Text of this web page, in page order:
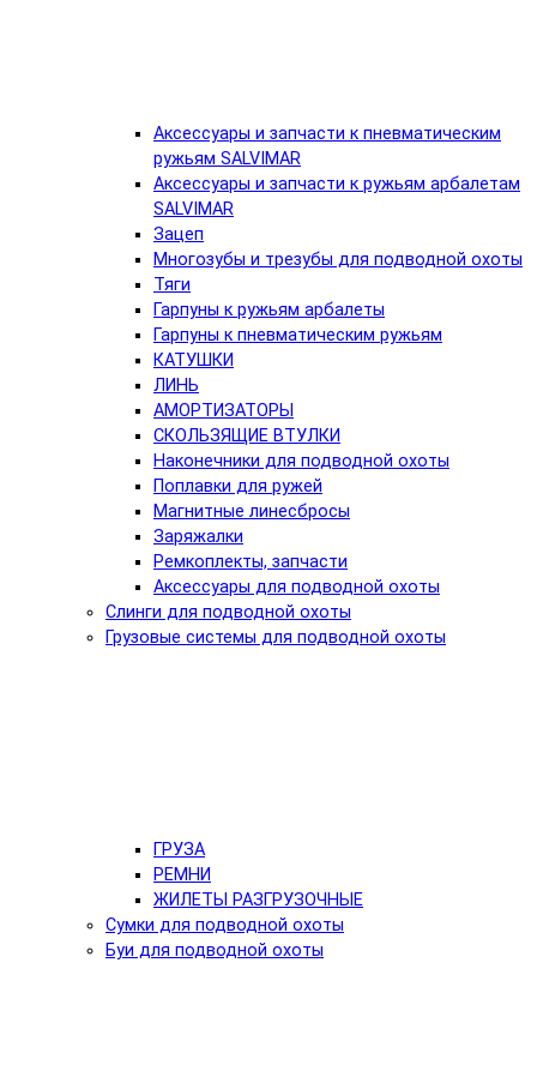
Аксессуары и запчасти к пневматическим
ружьям SALVIMAR
Аксессуары и запчасти к ружьям арбалетам
SALVIMAR
Зацеп
Многозубы и трезубы для подводной охоты
Тяги
Гарпуны к ружьям арбалеты
Гарпуны к пневматическим ружьям
КАТУШКИ
ЛИНЬ
АМОРТИЗАТОРЫ
СКОЛЬЗЯЩИЕ ВТУЛКИ
Наконечники для подводной охоты
Поплавки для ружей
Магнитные линесбросы
Заряжалки
Ремкоплекты, запчасти
Аксессуары для подводной охоты
Слинги для подводной охоты
Грузовые системы для подводной охоты
ГРУЗА
РЕМНИ
ЖИЛЕТЫ РАЗГРУЗОЧНЫЕ
Сумки для подводной охоты
Буи для подводной охоты